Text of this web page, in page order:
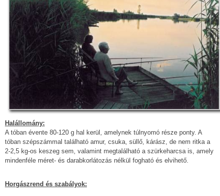
Halállomány:
A tóban évente 80-120 g hal kerül, amelynek túlnyomó része ponty. A
tóban szépszámmal található amur, csuka, süllő, kárász, de nem ritka a
2-2,5 kg-os keszeg sem, valamint megtalálható a szürkeharcsa is, amely
mindenféle méret- és darabkorlátozás nélkül fogható és elvihető.
Horgászrend és szabályok: